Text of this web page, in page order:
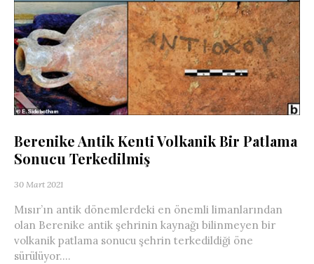
Berenike Antik Kenti Volkanik Bir Patlama
Sonucu Terkedilmiş
30 Mart 2021
Mısır’ın antik dönemlerdeki en önemli limanlarından
olan Berenike antik şehrinin kaynağı bilinmeyen bir
volkanik patlama sonucu şehrin terkedildiği öne
sürülüyor....